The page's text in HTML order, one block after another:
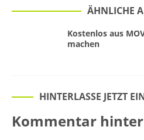
ÄHNLICHE
Kostenlos aus
machen
HINTERLASSE JETZT
Kommentar